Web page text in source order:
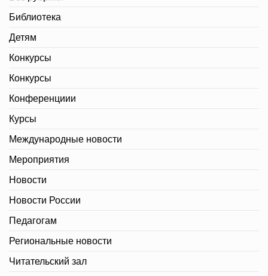
Библиотека
Детям
Конкурсы
Конкурсы
Конференциии
Курсы
Международные новости
Мероприятия
Новости
Новости России
Педагогам
Региональные новости
Читательский зал